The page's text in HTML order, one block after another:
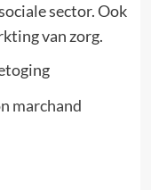
sector. Ook
van zorg.